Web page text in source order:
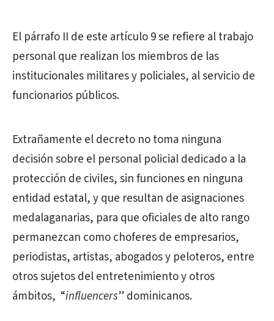
El párrafo II de este artículo 9 se refiere al trabajo
personal que realizan los miembros de las
institucionales militares y policiales, al servicio de
funcionarios públicos.
Extrañamente el decreto no toma ninguna
decisión sobre el personal policial dedicado a la
protección de civiles, sin funciones en ninguna
entidad estatal, y que resultan de asignaciones
medalaganarias, para que oficiales de alto rango
permanezcan como choferes de empresarios,
periodistas, artistas, abogados y peloteros, entre
otros sujetos del entretenimiento y otros
ámbitos, “influencers” dominicanos.